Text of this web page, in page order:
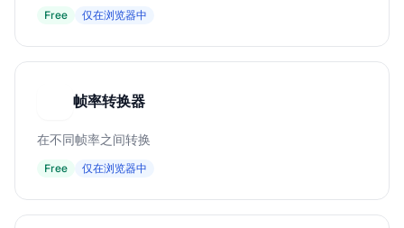
Free 仅在浏览器中
帧率转换器
在不同帧率之间转换
Free 仅在浏览器中